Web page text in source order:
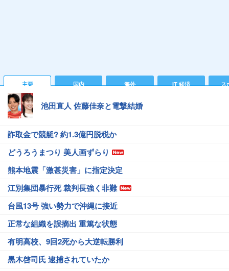
主要 国内 海外 IT 経済 ス
池田直人 佐藤佳奈と電撃結婚
詐取金で競艇? 約1.3億円脱税か
どうろうまつり 美人画ずらり
熊本地震「激甚災害」に指定決定
江別集団暴行死 裁判長強く非難
台風13号 強い勢力で沖縄に接近
正常な組織を誤摘出 重篤な状態
有明高校、9回2死から大逆転勝利
黒木啓司氏 逮捕されていたか